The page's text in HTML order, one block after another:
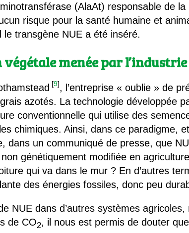
(AlaAt) responsable de
risque pour la santé humaine et
le transgène NUE a été inséré.
végétale menée par l’industrie
[9], l’entreprise « oublie » de
azotés. La technologie développée
conventionnelle qui utilise des
chimiques. Ainsi, dans ce paradigme,
dans un communiqué de presse, que
génétiquement modifiée en
qui va dans le mur ? En d’autres
des énergies fossiles, donc peu
NUE dans d’autres systèmes
de CO2, il nous est permis de douter